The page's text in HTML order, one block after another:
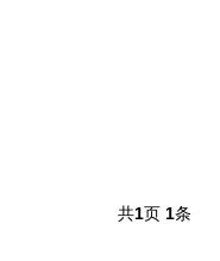
共1页 1条